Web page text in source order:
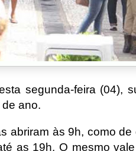
segunda-feira (04),
ano.
abriram às 9h, como de
as 19h. O mesmo